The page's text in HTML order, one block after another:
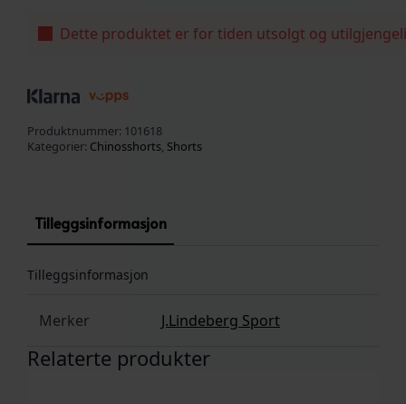
Dette produktet er for tiden utsolgt og
Produktnummer: 101618
Kategorier: Chinosshorts, Shorts
Tilleggsinformasjon
Tilleggsinformasjon
Merker J.Lindeberg Sport
Relaterte produkter